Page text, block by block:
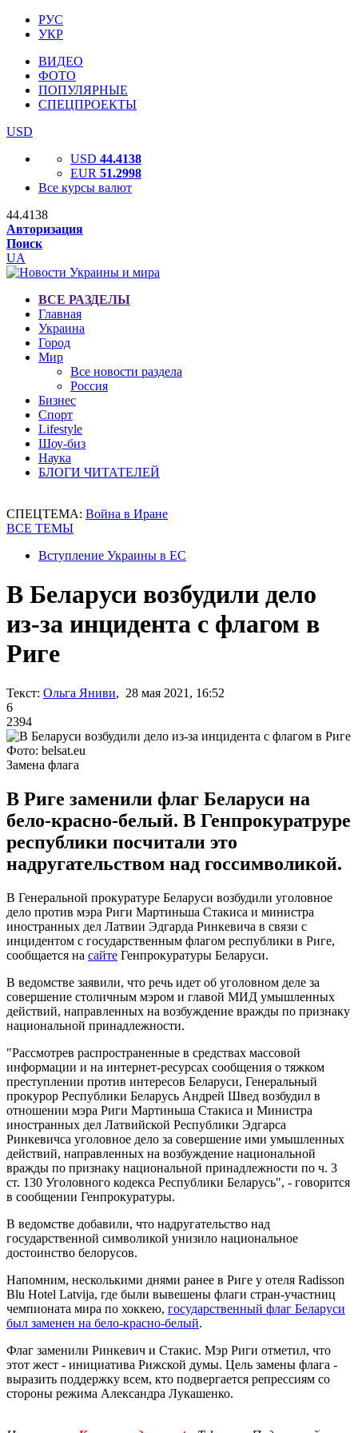
РУС
УКР
ВИДЕО
ФОТО
ПОПУЛЯРНЫЕ
СПЕЦПРОЕКТЫ
USD
USD 44.4138
EUR 51.2998
Все курсы валют
44.4138
Авторизация
Поиск
UA
ВСЕ РАЗДЕЛЫ
Главная
Украина
Город
Мир
Все новости раздела
Россия
Бизнес
Спорт
Lifestyle
Шоу-биз
Наука
БЛОГИ ЧИТАТЕЛЕЙ
СПЕЦТЕМА: Война в Иране
ВСЕ ТЕМЫ
Вступление Украины в ЕС
В Беларуси возбудили дело
из-за инцидента с флагом в
Риге
Текст: Ольга Яниви, 28 мая 2021, 16:52
6
2394
Фото: belsat.eu
Замена флага
В Риге заменили флаг Беларуси на
бело-красно-белый. В Генпрокуратруре
республики посчитали это
надругательством над госсимволикой.
В Генеральной прокуратуре Беларуси возбудили уголовное
дело против мэра Риги Мартиньша Стакиса и министра
иностранных дел Латвии Эдгарда Ринкевича в связи с
инцидентом с государственным флагом республики в Риге,
сообщается на сайте Генпрокуратуры Беларуси.
В ведомстве заявили, что речь идет об уголовном деле за
совершение столичным мэром и главой МИД умышленных
действий, направленных на возбуждение вражды по признаку
национальной принадлежности.
"Рассмотрев распространенные в средствах массовой
информации и на интернет-ресурсах сообщения о тяжком
преступлении против интересов Беларуси, Генеральный
прокурор Республики Беларусь Андрей Швед возбудил в
отношении мэра Риги Мартиньша Стакиса и Министра
иностранных дел Латвийской Республики Эдгарса
Ринкевичса уголовное дело за совершение ими умышленных
действий, направленных на возбуждение национальной
вражды по признаку национальной принадлежности по ч. 3
ст. 130 Уголовного кодекса Республики Беларусь", - говорится
в сообщении Генпрокуратуры.
В ведомстве добавили, что надругательство над
государственной символикой унизило национальное
достоинство белорусов.
Напомним, несколькими днями ранее в Риге у отеля Radisson
Blu Hotel Latvija, где были вывешены флаги стран-участниц
чемпионата мира по хоккею, государственный флаг Беларуси
был заменен на бело-красно-белый.
Флаг заменили Ринкевич и Стакис. Мэр Риги отметил, что
этот жест - инициатива Рижской думы. Цель замены флага -
выразить поддержку всем, кто подвергается репрессиям со
стороны режима Александра Лукашенко.